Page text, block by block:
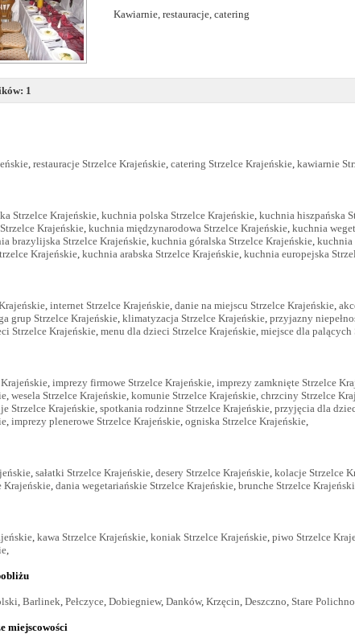
Kawiarnie, restauracje, catering
1
, restauracje Strzelce Krajeńskie, catering Strzelce Krajeńskie, kawiarnie
Strzelce Krajeńskie, kuchnia polska Strzelce Krajeńskie, kuchnia hiszpańska
Krajeńskie, kuchnia międzynarodowa Strzelce Krajeńskie, kuchnia
brazylijska Strzelce Krajeńskie, kuchnia góralska Strzelce Krajeńskie, kuchnia
Krajeńskie, kuchnia arabska Strzelce Krajeńskie, kuchnia europejska
, internet Strzelce Krajeńskie, danie na miejscu Strzelce Krajeńskie,
grup Strzelce Krajeńskie, klimatyzacja Strzelce Krajeńskie, przyjazny
Strzelce Krajeńskie, menu dla dzieci Strzelce Krajeńskie, miejsce dla
, imprezy firmowe Strzelce Krajeńskie, imprezy zamknięte Strzelce
, wesela Strzelce Krajeńskie, komunie Strzelce Krajeńskie, chrzciny Strzelce
Strzelce Krajeńskie, spotkania rodzinne Strzelce Krajeńskie, przyjęcia dla
, imprezy plenerowe Strzelce Krajeńskie, ogniska Strzelce Krajeńskie,
, sałatki Strzelce Krajeńskie, desery Strzelce Krajeńskie, kolacje Strzelce
Krajeńskie, dania wegetariańskie Strzelce Krajeńskie, brunche Strzelce
, kawa Strzelce Krajeńskie, koniak Strzelce Krajeńskie, piwo Strzelce
,
, Barlinek, Pełczyce, Dobiegniew, Danków, Krzęcin, Deszczno, Stare Polichno
miejscowości